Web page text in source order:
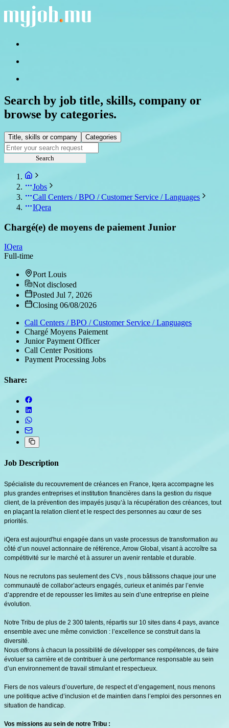
Search by job title, skills, company or
browse by categories.
Title, skills or company Categories
Search
Jobs
Call Centers / BPO / Customer Service / Languages
IQera
Chargé(e) de moyens de paiement Junior
IQera
Full-time
Port Louis
Not disclosed
Posted Jul 7, 2026
Closing 06/08/2026
Call Centers / BPO / Customer Service / Languages
Chargé Moyens Paiement
Junior Payment Officer
Call Center Positions
Payment Processing Jobs
Share:
Job Description
Spécialiste du recouvrement de créances en France, Iqera accompagne les
plus grandes entreprises et institution financières dans la gestion du risque
client, de la prévention des impayés jusqu’à la récupération des créances, tout
en plaçant la relation client et le respect des personnes au cœur de ses
priorités.
iQera est aujourd'hui engagée dans un vaste processus de transformation au
côté d’un nouvel actionnaire de référence, Arrow Global, visant à accroître sa
compétitivité sur le marché et à assurer un avenir rentable et durable.
Nous ne recrutons pas seulement des CVs , nous bâtissons chaque jour une
communauté de collabor’acteurs engagés, curieux et animés par l’envie
d’apprendre et de repousser les limites au sein d’une entreprise en pleine
évolution.
Notre Tribu de plus de 2 300 talents, répartis sur 10 sites dans 4 pays, avance
ensemble avec une même conviction : l’excellence se construit dans la
diversité.
Nous offrons à chacun la possibilité de développer ses compétences, de faire
évoluer sa carrière et de contribuer à une performance responsable au sein
d’un environnement de travail stimulant et respectueux.
Fiers de nos valeurs d’ouverture, de respect et d’engagement, nous menons
une politique active d’inclusion et de maintien dans l’emploi des personnes en
situation de handicap.
Vos missions au sein de notre Tribu :